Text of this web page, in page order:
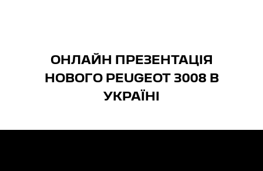
ОНЛАЙН ПРЕЗЕНТАЦІЯ
НОВОГО PEUGEOT 3008 В
УКРАЇНІ